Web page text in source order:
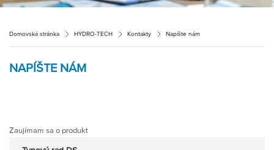
O firme
Priemyselný park HENNLICH
Prihlásenie
Domovská stránka HYDRO-TECH Kontakty Napíšte nám
NAPÍŠTE NÁM
Zaujímam sa o produkt